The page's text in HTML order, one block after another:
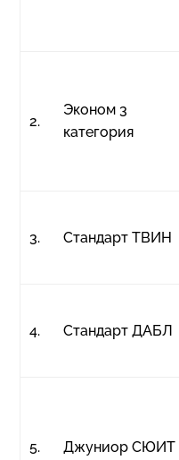
2.
Эконом 3
категория
3. Стандарт ТВИН
4. Стандарт ДАБЛ
5. Джуниор СЮИТ